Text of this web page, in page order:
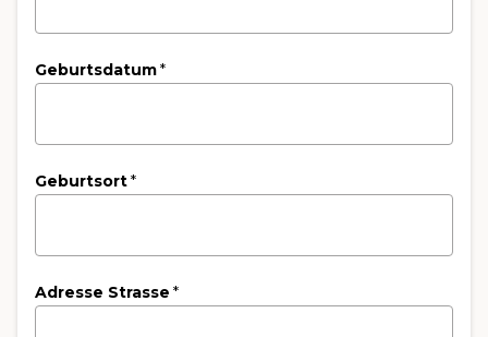
Geburtsdatum*
Geburtsort*
Adresse Strasse *